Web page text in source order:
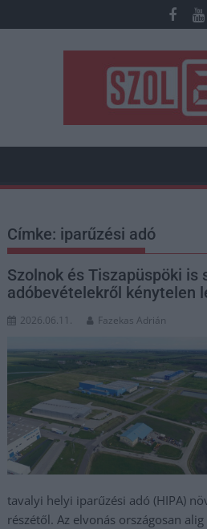
to
Címke: iparűzési adó
Szolnok és Tiszapüspöki is
adóbevételekről kénytelen
2026.06.11. Fazekas Adrián
tavalyi helyi iparűzési adó (HIPA)
részétől. Az elvonás országosan